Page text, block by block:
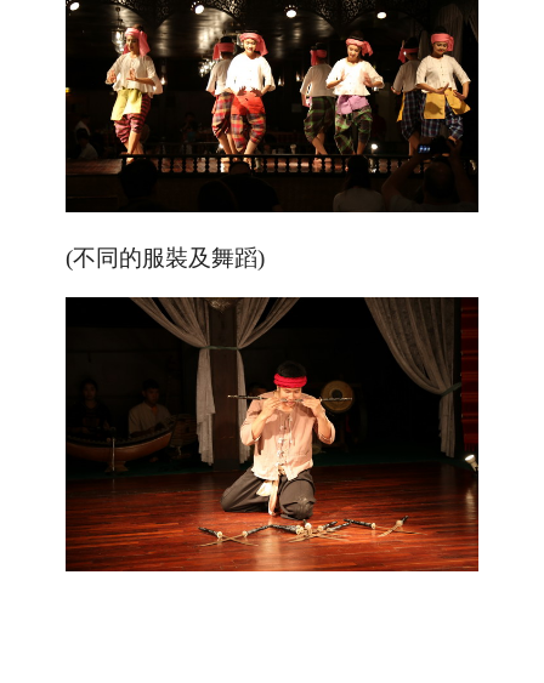
(不同的服裝及舞蹈)